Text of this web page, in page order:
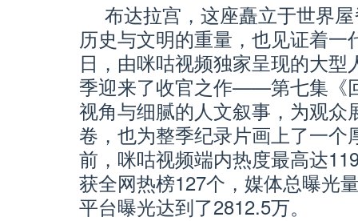
布达拉宫，这座矗立于世界
历史与文明的重量，也见证着
日，由咪咕视频独家呈现的大
季迎来了收官之作——第七集《
视角与细腻的人文叙事，为观众
卷，也为整季纪录片画上了一
前，咪咕视频端内热度最高达
获全网热榜127个，媒体总曝光
平台曝光达到了2812.5万。